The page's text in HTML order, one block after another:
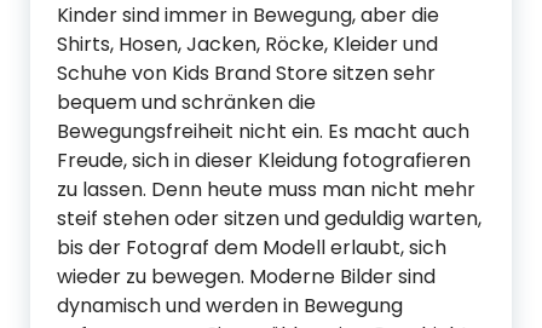
Kinder sind immer in Bewegung, aber die
Shirts, Hosen, Jacken, Röcke, Kleider und
Schuhe von Kids Brand Store sitzen sehr
bequem und schränken die
Bewegungsfreiheit nicht ein. Es macht auch
Freude, sich in dieser Kleidung fotografieren
zu lassen. Denn heute muss man nicht mehr
steif stehen oder sitzen und geduldig warten,
bis der Fotograf dem Modell erlaubt, sich
wieder zu bewegen. Moderne Bilder sind
dynamisch und werden in Bewegung